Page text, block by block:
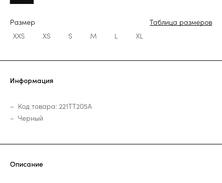
Размер
Таблица размеров
XXS
XS S M L XL
Информация
Код товара: 221TT205A
Черный
Описание